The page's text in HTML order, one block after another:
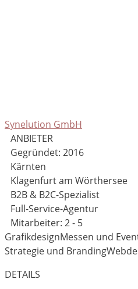
Synelution GmbH
ANBIETER
Gegründet: 2016
Kärnten
Klagenfurt am Wörthersee
B2B & B2C-Spezialist
Full-Service-Agentur
Mitarbeiter: 2 - 5
GrafikdesignMessen und
Strategie und Branding
DETAILS